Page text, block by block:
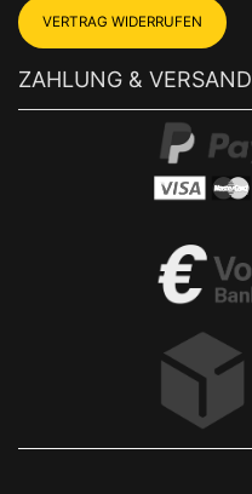
VERTRAG WIDERRUFEN
ZAHLUNG & VERSAND